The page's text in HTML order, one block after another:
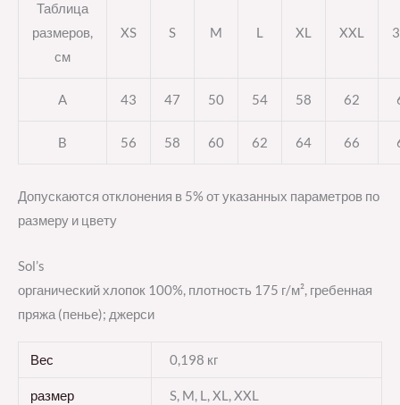
Таблица
размеров,
см
XS S M L XL XXL
A 43 47 50 54 58 62
B 56 58 60 62 64 66
Допускаются отклонения в 5% от указанных параметров по
размеру и цвету
Sol’s
органический хлопок 100%, плотность 175 г/м², гребенная
пряжа (пенье); джерси
Вес 0,198 кг
размер S, M, L, XL, XXL